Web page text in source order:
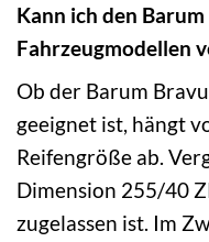
Kann ich den
Fahrzeugmodellen
Ob der Barum
geeignet ist, hängt
Reifengröße ab.
Dimension 255/40
zugelassen ist. Im